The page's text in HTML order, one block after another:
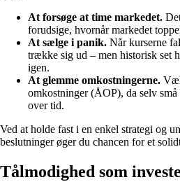
At forsøge at time markedet.
forudsige, hvornår markedet
At sælge i panik. Når kurserne
trække sig ud – men historisk set
igen.
At glemme omkostningerne.
omkostninger (ÅOP), da selv
over tid.
Ved at holde fast i en enkel strategi og
beslutninger øger du chancen for et
Tålmodighed som